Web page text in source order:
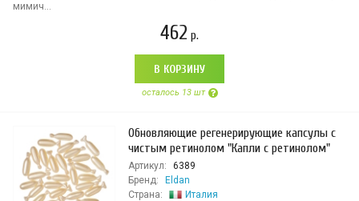
мимич...
462 р.
В КОРЗИНУ
осталось 13 шт
Обновляющие регенерирующие капсулы с
чистым ретинолом "Капли с ретинолом"
Артикул:
6389
Бренд:
Eldan
Страна:
Италия